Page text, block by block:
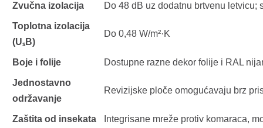
Zvučna izolacija Do 48 dB uz dodatnu brtvenu letvicu;
Toplotna izolacija
(UₛB)
Do 0,48 W/m²·K
Boje i folije Dostupne razne dekor folije i RAL
Jednostavno
održavanje
Revizijske ploče omogućavaju brz
Zaštita od insekata Integrisane mreže protiv komaraca,